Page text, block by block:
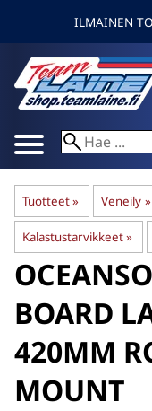
ILMAINEN
Tuotteet‪» Veneily ‪»
Kalastustarvikkeet‪»
BOARD
420MM
MOUNT